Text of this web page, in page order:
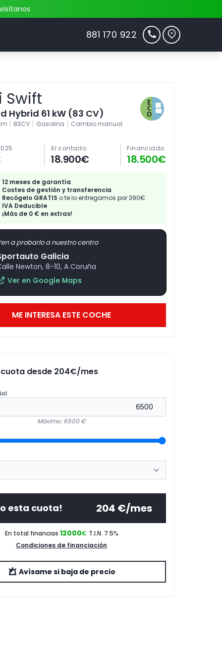
881 170 922
Swift
Hybrid 61 kW (83 CV)
| 83CV | Gasolina | Cambio manual
Al contado
18.900€
Financiado
18.500€
12 meses de garantía
Costes de gestión y transferencia
Recógelo GRATIS o te lo entregamos por 390€
IVA Deducible
¡Más de 0 € en extras!
a probarlo a nuestro centro
Galicia
Newton, 8-10, A Coruña
Ver en Google Maps
ME INTERESA ESTE COCHE
desde 204€/mes
Máximo: 6500 €
esta cuota! 204 €/mes
En total financias 12000€ T.I.N. 7.5%
Condiciones de financiación
Avísame si baja de precio